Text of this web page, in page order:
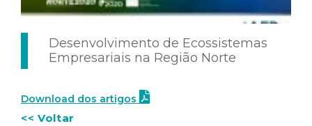
Desenvolvimento de Ecossistemas
Empresariais na Região Norte
Download dos artigos
<< Voltar